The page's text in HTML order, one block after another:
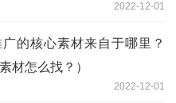
2022-12-01
的核心素材来自于哪里？
材怎么找？）
2022-12-01